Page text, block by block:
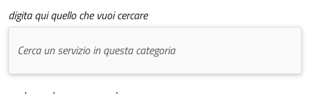
digita qui quello che vuoi cercare